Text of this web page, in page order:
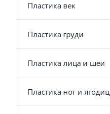
Пластика век
Пластика груди
Пластика лица и шеи
Пластика ног и ягодиц